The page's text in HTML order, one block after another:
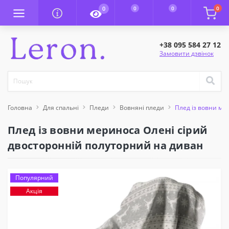
0 0 0 0
+38 095 584 27 12
Замовити дзвінок
Головна Для спальні Пледи Вовняні пледи Плед із вовни
Плед із вовни мериноса Олені сірий
двосторонній полуторний на диван
Популярний
Акція